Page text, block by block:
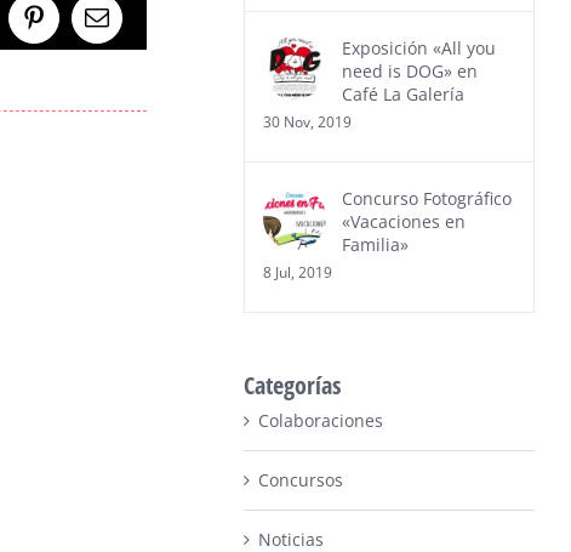
PinterestCorreo
electrónico
Exposición «All you
need is DOG» en
Café La Galería
30 Nov, 2019
Concurso Fotográfico
«Vacaciones en
Familia»
8 Jul, 2019
Categorías
Colaboraciones
Concursos
Noticias